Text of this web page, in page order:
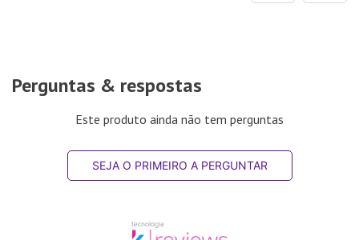
Perguntas & respostas
Este produto ainda não tem perguntas
SEJA O PRIMEIRO A PERGUNTAR